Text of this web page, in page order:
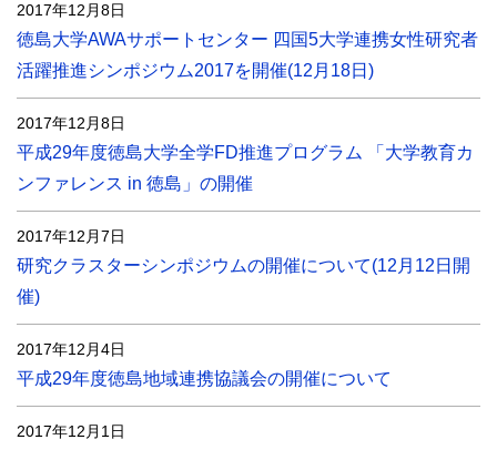
2017年12月8日
徳島大学AWAサポートセンター 四国5大学連携女性研究者
活躍推進シンポジウム2017を開催(12月18日)
2017年12月8日
平成29年度徳島大学全学FD推進プログラム 「大学教育カ
ンファレンス in 徳島」の開催
2017年12月7日
研究クラスターシンポジウムの開催について(12月12日開
催)
2017年12月4日
平成29年度徳島地域連携協議会の開催について
2017年12月1日